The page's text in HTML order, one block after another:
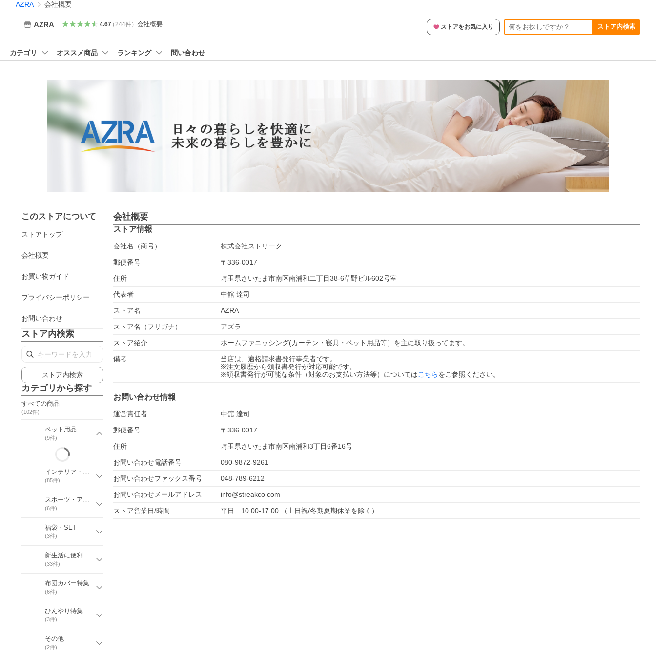
AZRA 会社概要
AZRA 4.67（ 244件） 会社概要 ストアをお気に入り ストア内検索
カテゴリ オススメ商品 ランキング 問い合わせ
このストアについて
ストアトップ
会社概要
お買い物ガイド
プライバシーポリシー
お問い合わせ
ストア内検索
ストア内検索
カテゴリから探す
すべての商品
(102件)
ペット用品
(9件)
インテリア・寝具
(85件)
スポーツ・アウトドア
(6件)
福袋・SET
(3件)
新生活に便利なアイテム
(33件)
布団カバー特集
(6件)
ひんやり特集
(3件)
その他
(2件)
会社概要
ストア情報
会社名（商号） 株式会社ストリーク
郵便番号 〒 336-0017
住所 埼玉県さいたま市南区南浦和二丁目38-6草野ビル602号室
代表者 中舘 達司
ストア名 AZRA
ストア名（フリガナ） アズラ
ストア紹介 ホームファニッシング(カーテン・寝具・ペット用品等）を主に取り扱ってます。
備考
当店は、適格請求書発行事業者です。
※注文履歴から領収書発行が対応可能です。
※領収書発行が可能な条件（対象のお支払い方法等）についてはこちらをご参照ください。
お問い合わせ情報
運営責任者 中舘 達司
郵便番号 〒 336-0017
住所 埼玉県さいたま市南区南浦和3丁目6番16号
お問い合わせ電話番号 080-9872-9261
お問い合わせファックス番号 048-789-6212
お問い合わせメールアドレス info@streakco.com
ストア営業日/時間 平日　10:00-17:00 （土日祝/冬期夏期休業を除く）